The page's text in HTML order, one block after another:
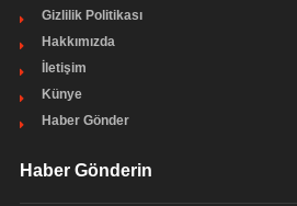
Gizlilik Politikası
Hakkımızda
İletişim
Künye
Haber Gönder
Haber Gönderin